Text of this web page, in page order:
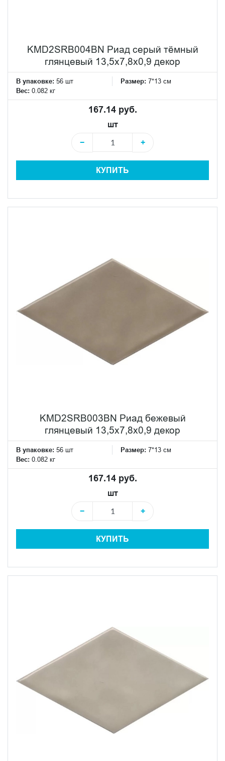
KMD2SRB004BN Риад серый тёмный
глянцевый 13,5x7,8x0,9 декор
В упаковке: 56 шт Размер: 7*13 см
Вес: 0.082 кг
167.14 руб.
шт
−
+
КУПИТЬ
KMD2SRB003BN Риад бежевый
глянцевый 13,5x7,8x0,9 декор
В упаковке: 56 шт Размер: 7*13 см
Вес: 0.082 кг
167.14 руб.
шт
−
+
КУПИТЬ